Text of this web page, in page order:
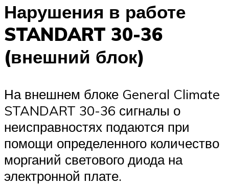
Нарушения в работе
STANDART 30-36
(внешний блок)
На внешнем блоке General Climate
STANDART 30-36 сигналы о
неисправностях подаются при
помощи определенного количество
морганий светового диода на
электронной плате.